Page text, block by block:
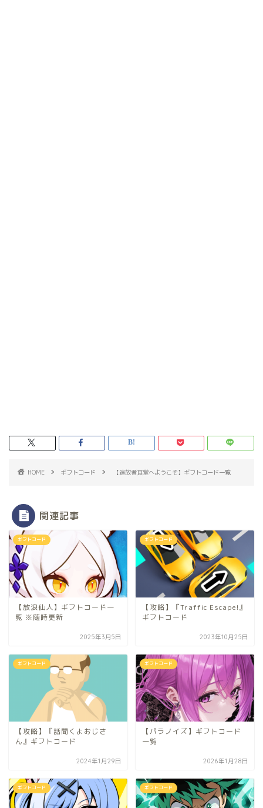
HOME ギフトコード 【追放者食堂へようこそ】ギフトコード一覧
関連記事
ギフトコード
【放浪仙人】ギフトコード一
覧 ※随時更新
2025年3月5日
ギフトコード
【攻略】『Traffic Escape!』
ギフトコード
2023年10月25日
ギフトコード
【攻略】『話聞くよおじさ
ん』ギフトコード
2024年1月29日
ギフトコード
【パラノイズ】ギフトコード
一覧
2026年1月28日
ギフトコード ギフトコード